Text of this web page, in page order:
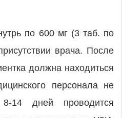
по 600 мг (3 таб. по
врача. После
должна находиться
персонала не
дней проводится